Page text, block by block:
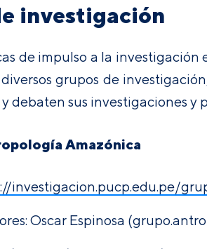
investigación
de impulso a la
grupos de
debaten sus investigaciones y
Amazónica
investigacion.pucp.edu.pe/
Oscar Espinosa (